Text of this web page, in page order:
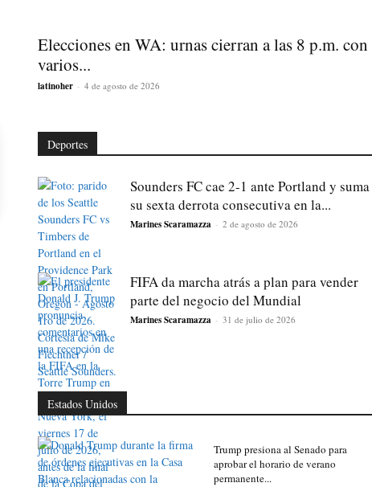
Elecciones en WA: urnas cierran a las 8 p.m. con
varios...
latinoher - 4 de agosto de 2026
Deportes
Sounders FC cae 2-1 ante Portland y suma
su sexta derrota consecutiva en la...
Marines Scaramazza - 2 de agosto de 2026
FIFA da marcha atrás a plan para vender
parte del negocio del Mundial
Marines Scaramazza - 31 de julio de 2026
Estados Unidos
Trump presiona al Senado para
aprobar el horario de verano
permanente...